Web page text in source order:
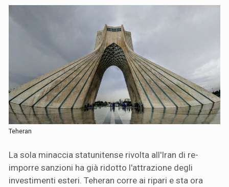
Teheran
La sola minaccia statunitense rivolta all'Iran di re-
imporre sanzioni ha già ridotto l'attrazione degli
investimenti esteri. Teheran corre ai ripari e sta ora